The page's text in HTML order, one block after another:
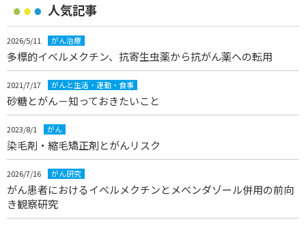
人気記事
2026/5/11 がん治療
多標的イベルメクチン、抗寄生虫薬から抗がん薬への転用
2021/7/17 がんと生活・運動・食事
砂糖とがん－知っておきたいこと
2023/8/1 がん
染毛剤・縮毛矯正剤とがんリスク
2026/7/16 がん研究
がん患者におけるイベルメクチンとメベンダゾール併用の前向
き観察研究